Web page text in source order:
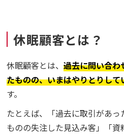
休眠顧客とは？
休眠顧客とは、過去に問い合わ
たものの、いまはやりとりして
す。
たとえば、「過去に取引があ
ものの失注した見込み客」「